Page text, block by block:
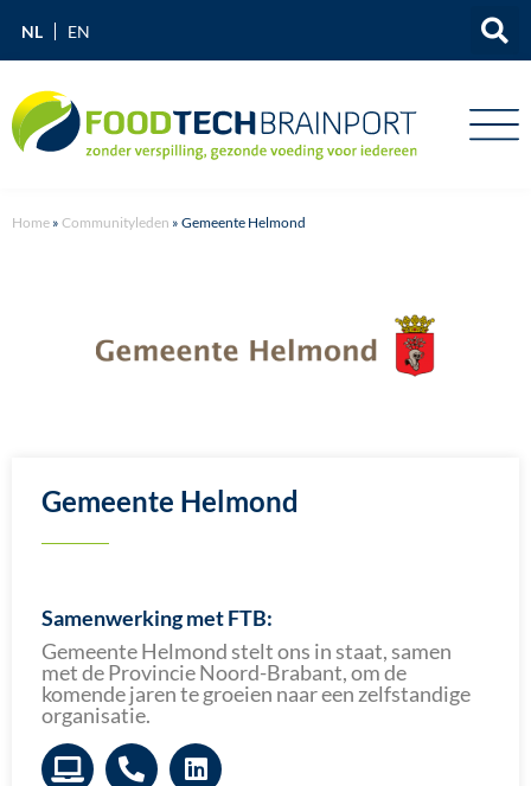
NL EN
Home » Communityleden » Gemeente Helmond
Gemeente Helmond
Samenwerking met FTB:
Gemeente Helmond stelt ons in staat, samen
met de Provincie Noord-Brabant, om de
komende jaren te groeien naar een zelfstandige
organisatie.